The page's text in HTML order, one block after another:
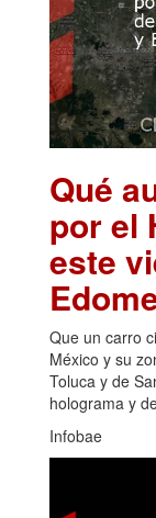
Qué
por el
este
Que un carro
México y su
Toluca y de
holograma y
Infobae